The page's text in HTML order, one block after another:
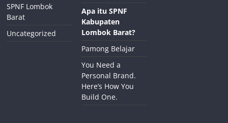
SPNF Lombok
Barat
Uncategorized
Apa itu SPNF
Kabupaten
Lombok Barat?
Pamong Belajar
You Need a
Personal Brand.
Here’s How You
Build One.